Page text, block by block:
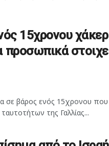
15χρονου χάκερ
προσωπικά
σε βάρος ενός 15χρονου που
της Γαλλίας...